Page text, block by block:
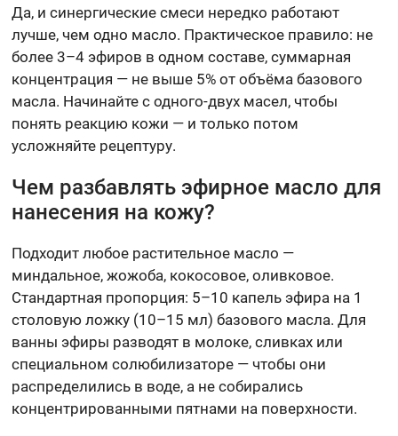
Да, и синергические смеси нередко работают
лучше, чем одно масло. Практическое правило: не
более 3–4 эфиров в одном составе, суммарная
концентрация — не выше 5% от объёма базового
масла. Начинайте с одного-двух масел, чтобы
понять реакцию кожи — и только потом
усложняйте рецептуру.
Чем разбавлять эфирное масло для
нанесения на кожу?
Подходит любое растительное масло —
миндальное, жожоба, кокосовое, оливковое.
Стандартная пропорция: 5–10 капель эфира на 1
столовую ложку (10–15 мл) базового масла. Для
ванны эфиры разводят в молоке, сливках или
специальном солюбилизаторе — чтобы они
распределились в воде, а не собирались
концентрированными пятнами на поверхности.